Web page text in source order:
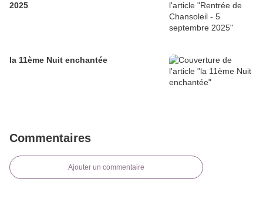
2025
la 11ème Nuit enchantée
Commentaires
Ajouter un commentaire